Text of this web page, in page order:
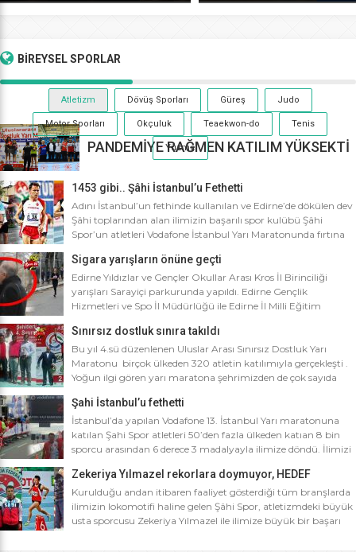
BİREYSELSPORLAR
Atletizm Dövüş Sporları Güreş Judo
Motor Sporları Okçuluk Teaekwon-do Tenis
Yüzme
PANDEMİYE RAĞMEN KATILIM YÜKSEKTİ
1453 gibi.. Şâhi İstanbul’u Fethetti
Adını İstanbul’un fethinde kullanılan ve Edirne’de dökülen dev
Şâhi toplarından alan ilimizin başarılı spor kulübü Şâhi
Spor’un atletleri Vodafone İstanbul Yarı Maratonunda fırtına
Vodafone İstanbul Yarı Maratonu’na ilimizden Şâhi Spor 5
sporcusuyla katıldı. Vodafone İstanbul Yarı Maratonu 10 bin
metre yarışına toplamda 4 bin […]
Sigara yarışların önüne geçti
Edirne Yıldızlar ve Gençler Okullar Arası Kros İl Birinciliği
yarışları Sarayiçi parkurunda yapıldı. Edirne Gençlik
Hizmetleri ve Spo İl Müdürlüğü ile Edirne İl Milli Eğitim
Birinciliği yarışları Sarayiçi parkurunda yapıldı. Oldukça soğuk
ve yağmurlu bir havada düzenlenen yarışlara katılımın
yoğun olması atletizm adına sevindirici bulunurken Atletizm
Federasyonu İl […]
Sınırsız dostluk sınıra takıldı
Bu yıl 4.sü düzenlenen Uluslar Arası Sınırsız Dostluk Yarı
Maratonu birçok ülkeden 320 atletin katılımıyla gerçekleşti .
Yoğun ilgi gören yarı maratona şehrimizden de çok sayıda
Ali Soydan tarafından yeni kurulmasına rağmen bir çok
branşta başarıdan başarıya koşan Edirne Al Kan Spor Kulübü
de […]
Şahi İstanbul’u fethetti
İstanbul’da yapılan Vodafone 13. İstanbul Yarı maratonuna
katılan Şahi Spor atletleri 50’den fazla ülkeden katıan 8 bin
sporcu arasından 6 derece 3 madalyayla ilimize döndü. İlimizi
spor, başarılarına bir yensini ekledi. İstanbul’da yapılan ve
50’yi aşkın ülkeden 8 bin sporcunun katıldığı Vodafone 13.
İstanbul Yarı Maratonuna katılan […]
Zekeriya Yılmazel rekorlara doymuyor, HEDEF
OLİMPİYAT ŞAMPİYONLUĞU
Kurulduğu andan itibaren faaliyet gösterdiği tüm branşlarda
ilimizin lokomotifi haline gelen Şâhi Spor, atletizmdeki büyük
usta sporcusu Zekeriya Yılmazel ile ilimize büyük bir başarı